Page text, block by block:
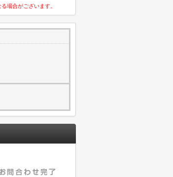
場合がございます。